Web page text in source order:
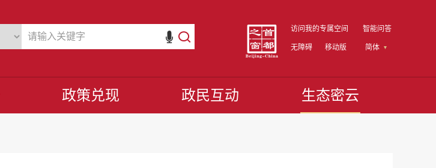
访问我的专属空间 智能问答
无障碍 移动版 简体
政策兑现 政民互动 生态密云